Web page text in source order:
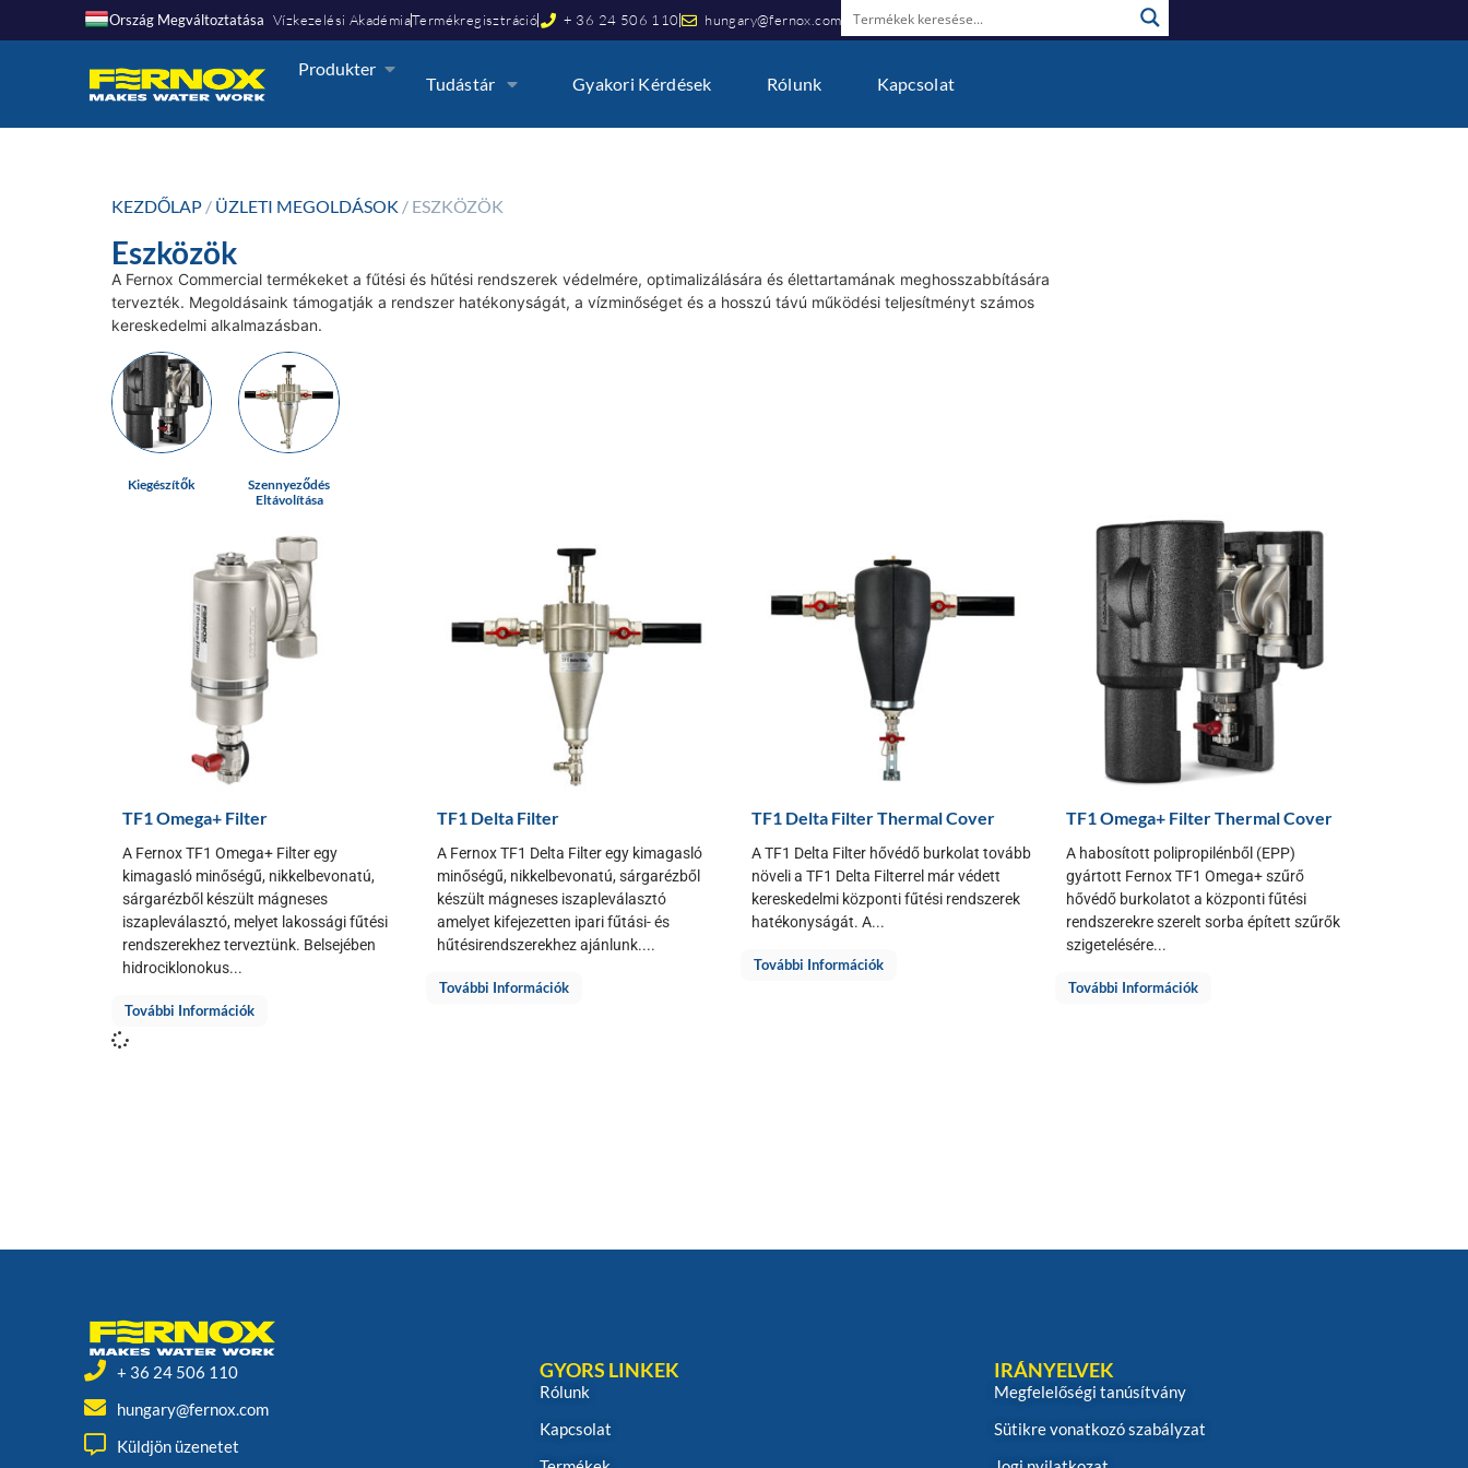
Ország Megváltoztatása Vízkezelési AkadémiaTermékregisztráció + 36 24 506 110 hungary@fernox.com
Produkter
Tudástár Gyakori Kérdések Rólunk Kapcsolat
KEZDŐLAP / ÜZLETI MEGOLDÁSOK / ESZKÖZÖK
Eszközök
A Fernox Commercial termékeket a fűtési és hűtési rendszerek védelmére, optimalizálására és élettartamának meghosszabbítására
tervezték. Megoldásaink támogatják a rendszer hatékonyságát, a vízminőséget és a hosszú távú működési teljesítményt számos
kereskedelmi alkalmazásban.
Kiegészítők
Szennyeződés
Eltávolítása
TF1 Omega+ Filter
A Fernox TF1 Omega+ Filter egy
kimagasló minőségű, nikkelbevonatú,
sárgarézből készült mágneses
iszapleválasztó, melyet lakossági fűtési
rendszerekhez terveztünk. Belsejében
hidrociklonokus...
További Információk
TF1 Delta Filter
A Fernox TF1 Delta Filter egy kimagasló
minőségű, nikkelbevonatú, sárgarézből
készült mágneses iszapleválasztó
amelyet kifejezetten ipari fűtási- és
hűtésirendszerekhez ajánlunk....
További Információk
TF1 Delta Filter Thermal Cover
A TF1 Delta Filter hővédő burkolat tovább
növeli a TF1 Delta Filterrel már védett
kereskedelmi központi fűtési rendszerek
hatékonyságát. A...
További Információk
TF1 Omega+ Filter Thermal Cover
A habosított polipropilénből (EPP)
gyártott Fernox TF1 Omega+ szűrő
hővédő burkolatot a központi fűtési
rendszerekre szerelt sorba épített szűrők
szigetelésére...
További Információk
+ 36 24 506 110
hungary@fernox.com
Küldjön üzenetet
GYORS LINKEK
Rólunk
Kapcsolat
IRÁNYELVEK
Megfelelőségi tanúsítvány
Sütikre vonatkozó szabályzat